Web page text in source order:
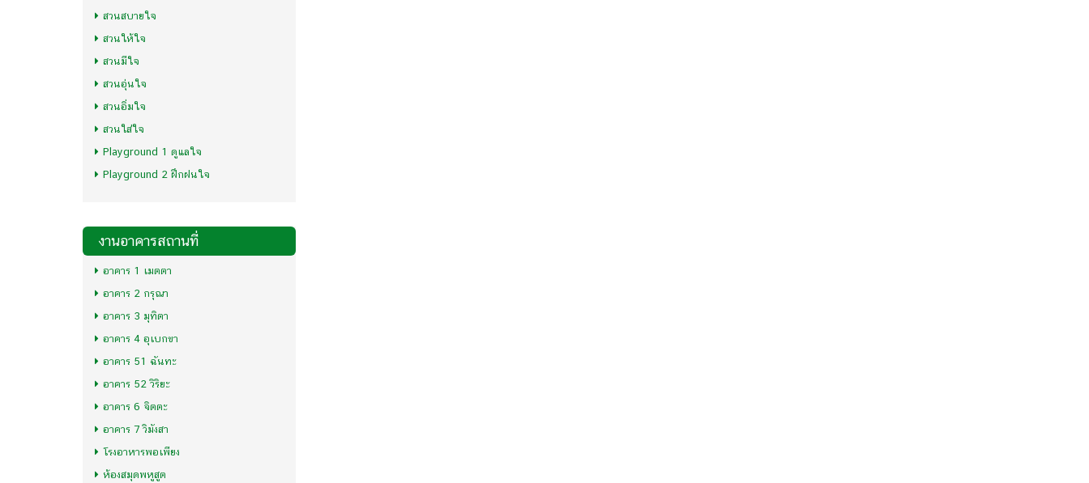
สวนสบายใจ
สวนให้ใจ
สวนมีใจ
สวนอุ่นใจ
สวนอิ่มใจ
สวนใส่ใจ
Playground 1 ดูแลใจ
Playground 2 ฝึกฝนใจ
งานอาคารสถานที่
อาคาร 1 เมตตา
อาคาร 2 กรุณา
อาคาร 3 มุทิตา
อาคาร 4 อุเบกขา
อาคาร 51 ฉันทะ
อาคาร 52 วิริยะ
อาคาร 6 จิตตะ
อาคาร 7 วิมังสา
โรงอาหารพอเพียง
ห้องสมุดพหูสูต